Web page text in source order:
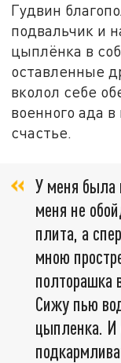
Гудвин
подвальчик и
цыплёнка в
оставленные
вколол себе
военного ада
счастье.
У меня была
меня не
плита, а
мною
полторашка
Сижу пью
цыпленка.